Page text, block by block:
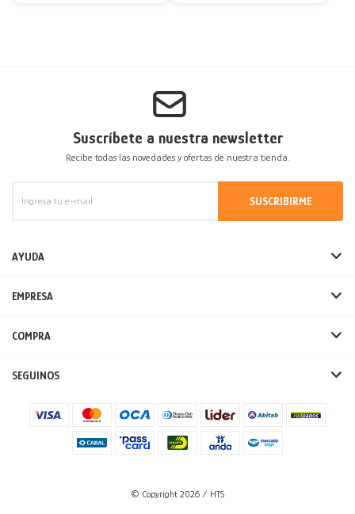
Suscríbete a nuestra newsletter
Recibe todas las novedades y ofertas de nuestra tienda.
SUSCRIBIRME
AYUDA
EMPRESA
COMPRA
SEGUINOS
© Copyright 2026 / HTS